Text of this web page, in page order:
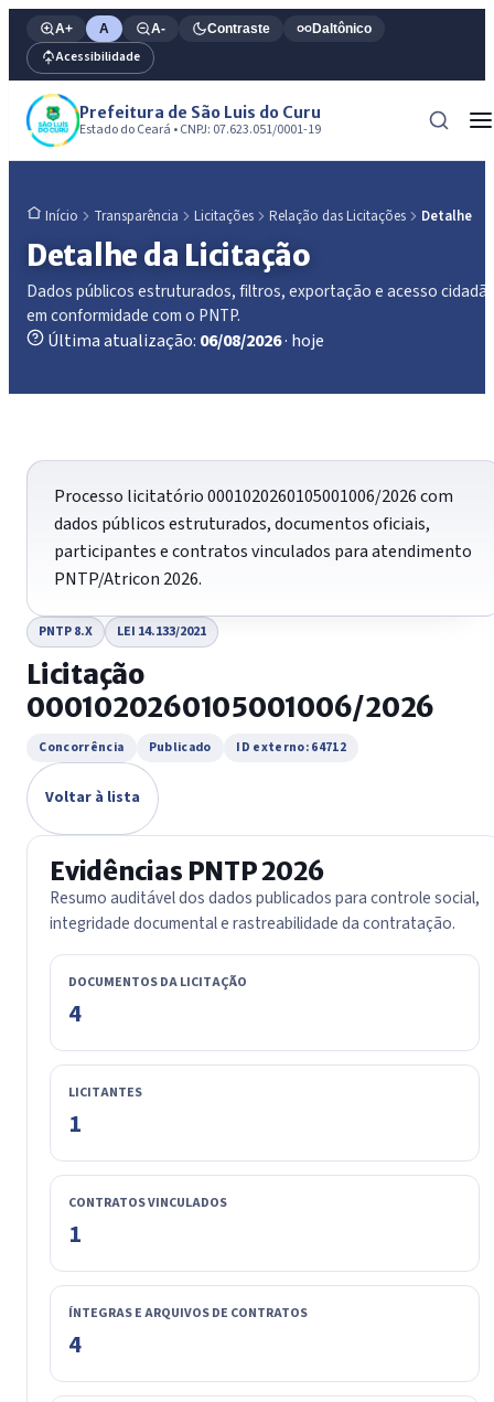
A+ A A- Contraste Daltônico
Acessibilidade
Prefeitura de São Luis do Curu
Estado do Ceará • CNPJ: 07.623.051/0001-19
Início Transparência Licitações Relação das Licitações Detalhe
Detalhe da Licitação
Dados públicos estruturados, filtros, exportação e acesso
em conformidade com o PNTP.
Última atualização: 06/08/2026· hoje
Processo licitatório 0001020260105001006/2026 com
dados públicos estruturados, documentos oficiais,
participantes e contratos vinculados para atendimento
PNTP/Atricon 2026.
PNTP 8.X LEI 14.133/2021
Licitação
0001020260105001006/2026
Concorrência Publicado ID externo: 64712
Voltar à lista
Evidências PNTP 2026
Resumo auditável dos dados publicados para controle social,
integridade documental e rastreabilidade da contratação.
DOCUMENTOS DA LICITAÇÃO
4
LICITANTES
1
CONTRATOS VINCULADOS
1
ÍNTEGRAS E ARQUIVOS DE CONTRATOS
4